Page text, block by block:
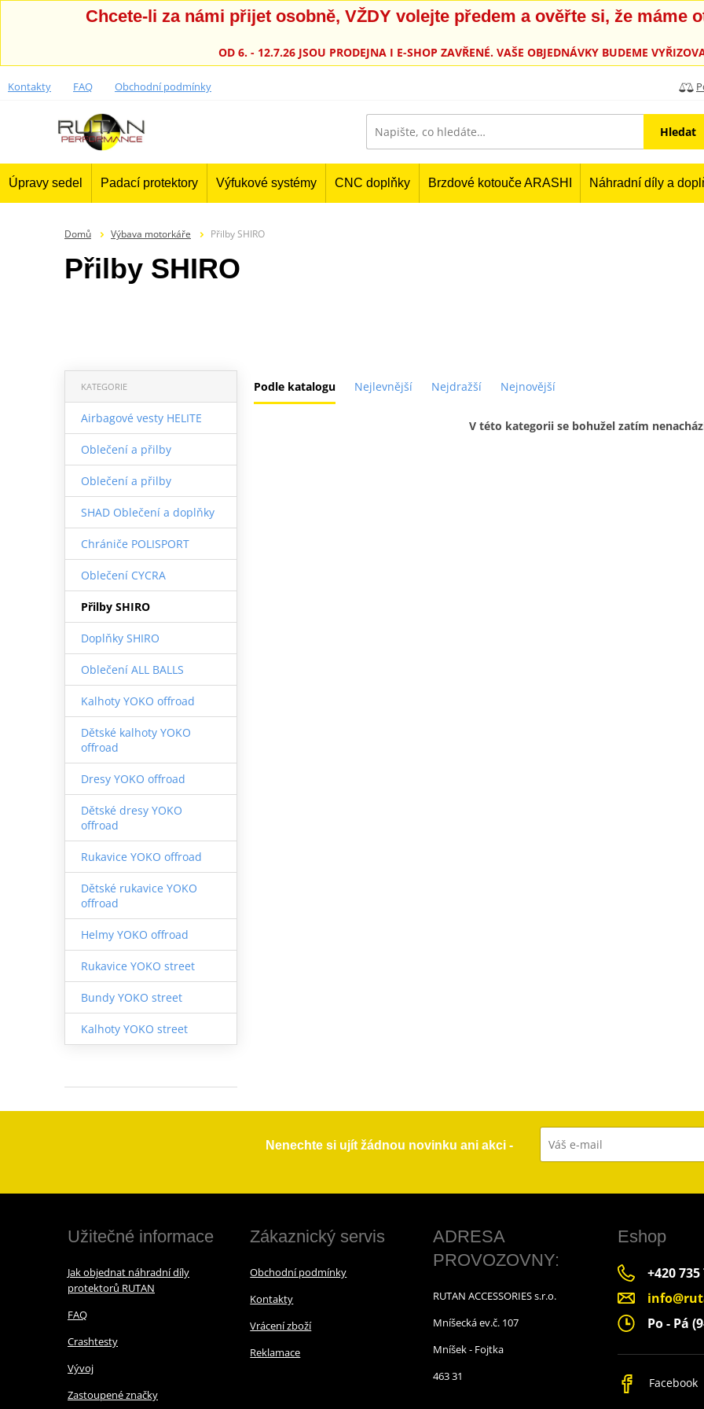
Chcete-li za námi přijet osobně, VŽDY volejte předem a ověřte si, že máme
OD 6. - 12.7.26 JSOU PRODEJNA I E-SHOP ZAVŘENÉ. VAŠE OBJEDNÁVKY BUDEME
Kontakty FAQ Obchodní podmínky
Hledat
Úpravy sedel Padací protektory Výfukové systémy CNC doplňky Brzdové kotouče ARASHI Náhradní díly a
Domů Výbava motorkáře Přilby SHIRO
Přilby SHIRO
Podle katalogu Nejlevnější Nejdražší Nejnovější
KATEGORIE
Airbagové vesty HELITE
Oblečení a přilby
Oblečení a přilby
SHAD Oblečení a doplňky
Chrániče POLISPORT
Oblečení CYCRA
Přilby SHIRO
Doplňky SHIRO
Oblečení ALL BALLS
Kalhoty YOKO offroad
Dětské kalhoty YOKO
offroad
Dresy YOKO offroad
Dětské dresy YOKO
offroad
Rukavice YOKO offroad
Dětské rukavice YOKO
offroad
Helmy YOKO offroad
Rukavice YOKO street
Bundy YOKO street
Kalhoty YOKO street
V této kategorii se bohužel zatím
Nenechte si ujít žádnou novinku ani akci -
Užitečné informace
Jak objednat náhradní díly
protektorů RUTAN
FAQ
Crashtesty
Vývoj
Zastoupené značky
Zákaznický servis
Obchodní podmínky
Kontakty
Vrácení zboží
Reklamace
ADRESA
PROVOZOVNY:
RUTAN ACCESSORIES s.r.o.
Mníšecká ev.č. 107
Mníšek - Fojtka
463 31
Eshop
+420 735
Po - Pá
Facebook